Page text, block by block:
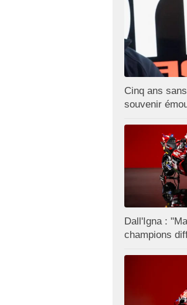
Cinq ans
souvenir
Dall'Igna :
champions